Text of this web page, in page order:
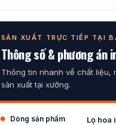
SẢN XUẤT TRỰC TIẾP TẠI
Thông số & phương án
Thông tin nhanh về chất liệu,
sản xuất tại xưởng.
Dòng sản phẩm Lọ hoa